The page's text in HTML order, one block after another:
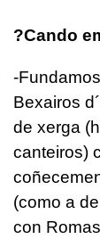
?Cando
-
Bexairos
de xerga
canteiros)
(como a
con